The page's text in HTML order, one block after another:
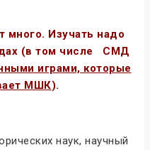
много. Изучать надо
(в том числе СМД
играми, которые
МШК).
наук, научный